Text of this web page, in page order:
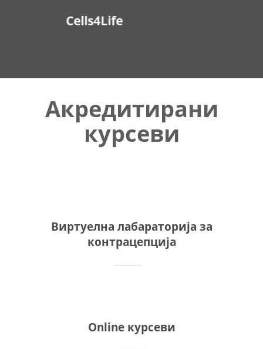
Акредитирани
курсеви
Виртуелна лабараторија за
контрацепција
Online курсеви